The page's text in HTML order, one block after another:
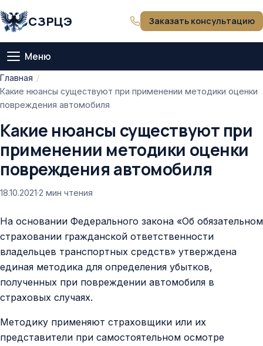
СЗРЦЭ Заказать консультацию
Меню
Главная
О компании
Тарифы
Оценка
Статьи
Контакты
Главная
Какие нюансы существуют при применении методики оценки
повреждения автомобиля
Какие нюансы существуют при
применении методики оценки
повреждения автомобиля
18.10.2021·2 мин чтения
На основании Федерального закона «Об обязательном
страховании гражданской ответственности
владельцев транспортных средств» утверждена
единая методика для определения убытков,
полученных при повреждении автомобиля в
страховых случаях.
Методику применяют страховщики или их
представители при самостоятельном осмотре